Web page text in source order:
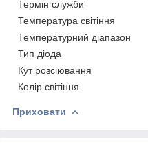
Термін служби
Температура світіння
Температурний діапазон
Тип діода
Кут розсіювання
Колір світіння
Приховати